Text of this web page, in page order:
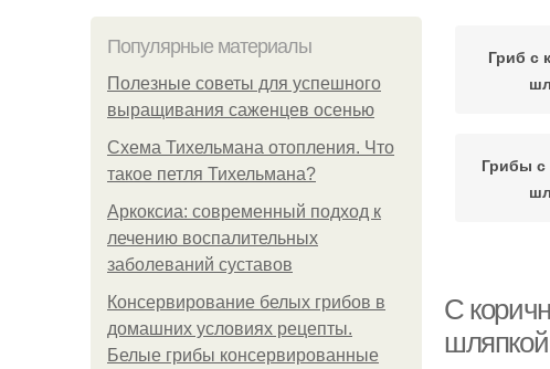
Популярные материалы
Полезные советы для успешного
выращивания саженцев осенью
Схема Тихельмана отопления. Что
такое петля Тихельмана?
Аркоксиа: современный подход к
лечению воспалительных
заболеваний суставов
Консервирование белых грибов в
домашних условиях рецепты.
Белые грибы консервированные
Гриб с
Грибы с
С
шляпкой